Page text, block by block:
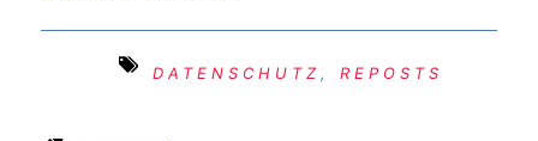
DATENSCHUTZ,REPOSTS